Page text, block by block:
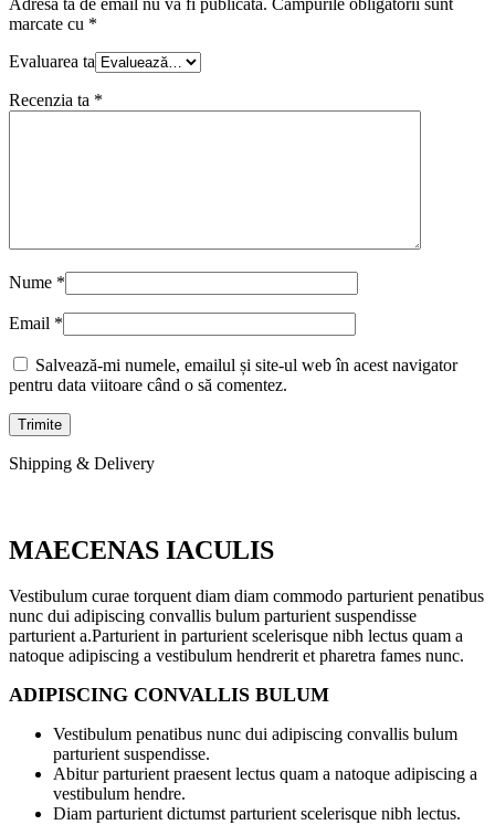
marcate cu *
Evaluarea ta
Recenzia ta *
Nume *
Email *
Salvează-mi numele, emailul și site-ul web în acest navigator
pentru data viitoare când o să comentez.
Shipping & Delivery
MAECENAS IACULIS
Vestibulum curae torquent diam diam commodo parturient penatibus
nunc dui adipiscing convallis bulum parturient suspendisse
parturient a.Parturient in parturient scelerisque nibh lectus quam a
natoque adipiscing a vestibulum hendrerit et pharetra fames nunc.
ADIPISCING CONVALLIS BULUM
Vestibulum penatibus nunc dui adipiscing convallis bulum
parturient suspendisse.
Abitur parturient praesent lectus quam a natoque adipiscing a
vestibulum hendre.
Diam parturient dictumst parturient scelerisque nibh lectus.